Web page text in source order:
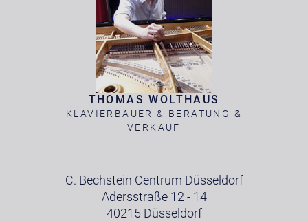
THOMAS WOLTHAUS
KLAVIERBAUER & BERATUNG &
VERKAUF
C. Bechstein Centrum Düsseldorf
Adersstraße 12 - 14
40215 Düsseldorf